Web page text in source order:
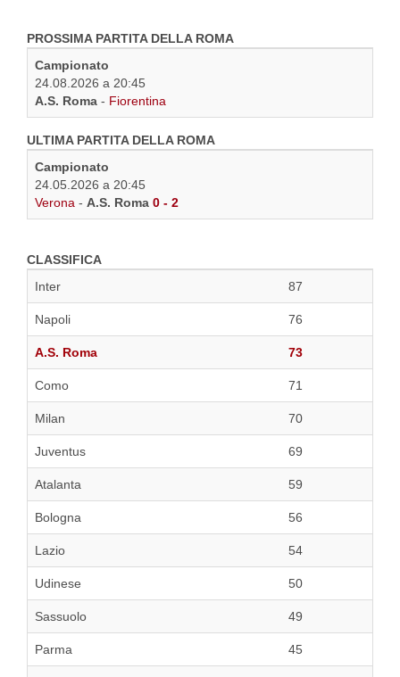
PROSSIMA PARTITA DELLA ROMA
Campionato
24.08.2026 a 20:45
A.S. Roma - Fiorentina
ULTIMA PARTITA DELLA ROMA
Campionato
24.05.2026 a 20:45
Verona - A.S. Roma 0 - 2
CLASSIFICA
Inter
87
Napoli 76
A.S. Roma 73
Como 71
Milan 70
Juventus 69
Atalanta 59
Bologna 56
Lazio 54
Udinese 50
Sassuolo 49
Parma 45